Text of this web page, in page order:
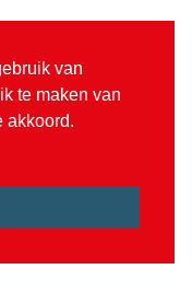
van
te maken van
akkoord.